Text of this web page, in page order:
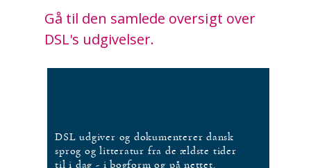
Gå til den samlede oversigt over
DSL's udgivelser.
DSL udgiver og dokumenterer dansk
sprog og litteratur fra de ældste tider
til i dag - i bogform og på nettet.